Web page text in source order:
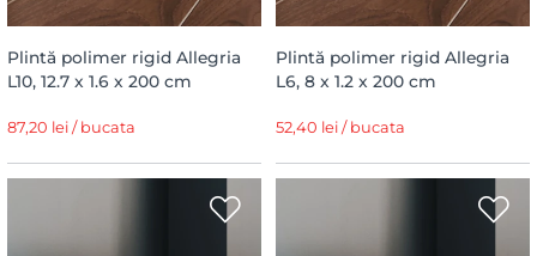
Plintă polimer rigid Allegria
L10, 12.7 x 1.6 x 200 cm
87,20 lei / bucata
Plintă polimer rigid Allegria
L6, 8 x 1.2 x 200 cm
52,40 lei / bucata